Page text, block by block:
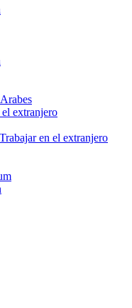
extranjero
en el extranjero